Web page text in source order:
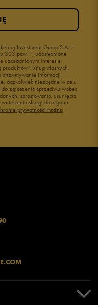
Investment Group S.A. z
303 paw. 1, udostępnione
uzasadnionym interesie
i usług własnych.
otrzymywanie informacji
aczkolwiek niezbędne w celu
zgłoszenia sprzeciwu wobec
sprostowania, usunięcia
skargi do organu
prywatności można